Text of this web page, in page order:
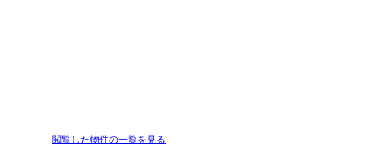
閲覧した物件の一覧を見る